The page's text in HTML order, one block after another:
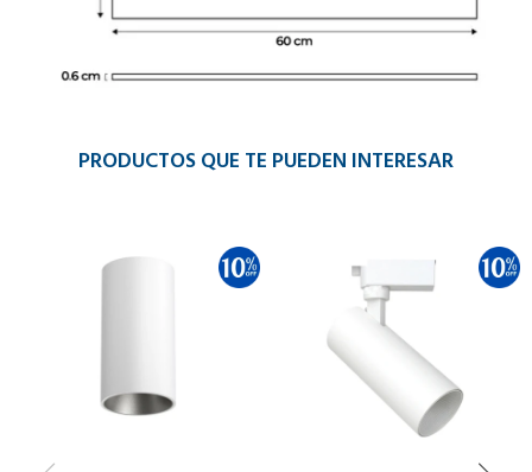
PRODUCTOS QUE TE PUEDEN INTERESAR